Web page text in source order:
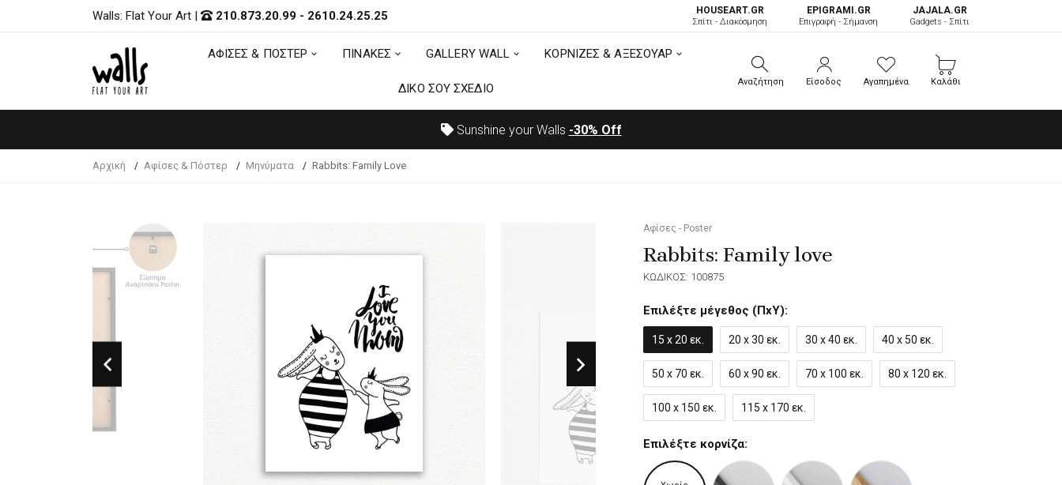
ΑΦΙΣΕΣ & ΠΟΣΤΕΡ ΠΙΝΑΚΕΣ
ΔΙΚΟ ΣΟΥ ΣΧΕΔΙΟ
Walls: Flat Your Art | 210.873.20.99 - 2610.24.25.25 HOUSEART.GR
Σπίτι - Διακόσμηση
ΕPIGRAMI.GR
Επιγραφή - Σήμανση
JAJALA.GR
Gadgets - Σπίτι
ΑΦΙΣΕΣ & ΠΟΣΤΕΡ ΠΙΝΑΚΕΣ GALLERY WALL ΚΟΡΝΙΖΕΣ & ΑΞΕΣΟΥΑΡ
ΔΙΚΟ ΣΟΥ ΣΧΕΔΙΟ Αναζήτηση Είσοδος Αγαπημένα Καλάθι
Sunshine your Walls -30% Off
Αρχική Αφίσες & Πόστερ Μηνύματα Rabbits: Family Love
Αφίσες - Poster
Rabbits: Family love
ΚΩΔΙΚΟΣ: 100875
Επιλέξτε μέγεθος (ΠxΥ):
15 x 20 εκ. 20 x 30 εκ. 30 x 40 εκ. 40 x 50 εκ.
50 x 70 εκ. 60 x 90 εκ. 70 x 100 εκ. 80 x 120 εκ.
100 x 150 εκ. 115 x 170 εκ.
Επιλέξτε κορνίζα: